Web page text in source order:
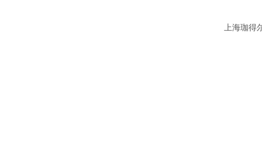
上海珈得